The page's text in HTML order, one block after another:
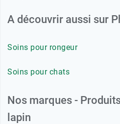
A découvrir aussi sur
Soins pour rongeur
Soins pour chats
Nos marques -
lapin